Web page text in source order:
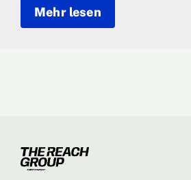
Mehr lesen